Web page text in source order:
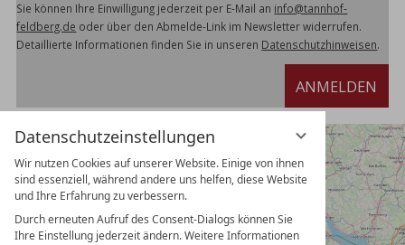
Datenschutzeinstellungen
Wir nutzen Cookies auf unserer Website. Einige von ihnen
sind essenziell, während andere uns helfen, diese Website
und Ihre Erfahrung zu verbessern.
Durch erneuten Aufruf des Consent-Dialogs können Sie
Ihre Einstellung jederzeit ändern. Weitere Informationen
Sie können Ihre Einwilligung jederzeit per E-Mail an info@tannhof-
feldberg.de oder über den Abmelde-Link im Newsletter widerrufen.
Detaillierte Informationen finden Sie in unseren Datenschutzhinweisen.
ANMELDEN